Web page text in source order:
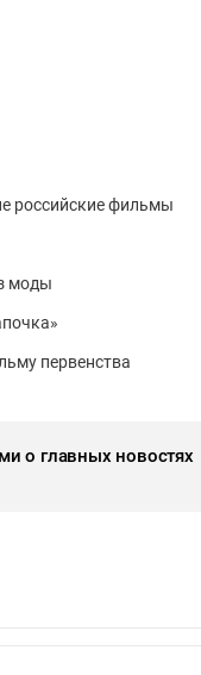
российские фильмы
моды
первенства
о главных новостях